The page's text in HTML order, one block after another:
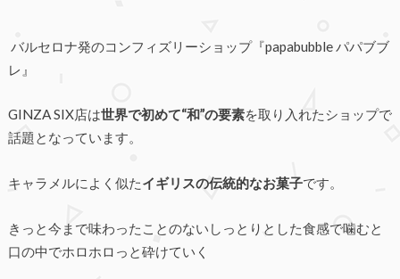
バルセロナ発のコンフィズリーショップ『papabubble パパブブ
レ』
GINZA SIX店は世界で初めて“和”の要素を取り入れたショップで
話題となっています。
キャラメルによく似たイギリスの伝統的なお菓子です。
きっと今まで味わったことのないしっとりとした食感で噛むと
口の中でホロホロっと砕けていく